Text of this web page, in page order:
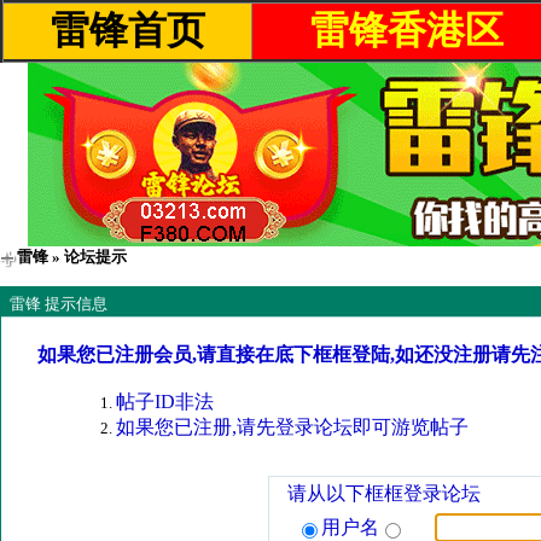
雷锋首页 雷锋香港区
雷锋 » 论坛提示
雷锋 提示信息
如果您已注册会员,请直接在底下框框登陆,如还没注册请先
帖子ID非法
如果您已注册,请先登录论坛即可游览帖子
请从以下框框登录论坛
用户名